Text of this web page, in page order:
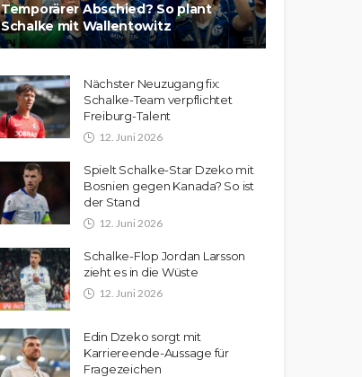
Temporärer Abschied? So plant
Schalke mit Wallentowitz
Nächster Neuzugang fix:
Schalke-Team verpflichtet
Freiburg-Talent
12. Juni 2026
Spielt Schalke-Star Dzeko mit
Bosnien gegen Kanada? So ist
der Stand
12. Juni 2026
Schalke-Flop Jordan Larsson
zieht es in die Wüste
12. Juni 2026
Edin Dzeko sorgt mit
Karriereende-Aussage für
Fragezeichen